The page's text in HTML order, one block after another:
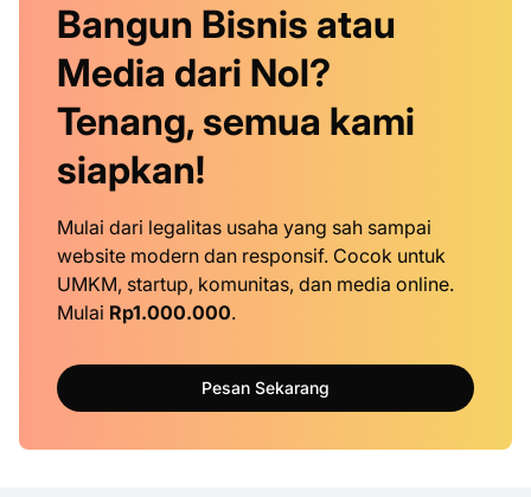
Bangun Bisnis atau
Media dari Nol?
Tenang, semua kami
siapkan!
Mulai dari legalitas usaha yang sah sampai
website modern dan responsif. Cocok untuk
UMKM, startup, komunitas, dan media online.
Mulai Rp1.000.000.
Pesan Sekarang